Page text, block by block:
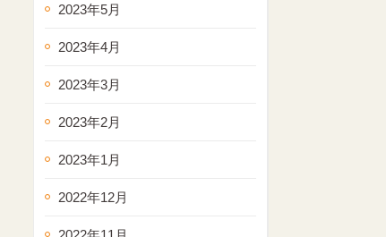
2023年5月
2023年4月
2023年3月
2023年2月
2023年1月
2022年12月